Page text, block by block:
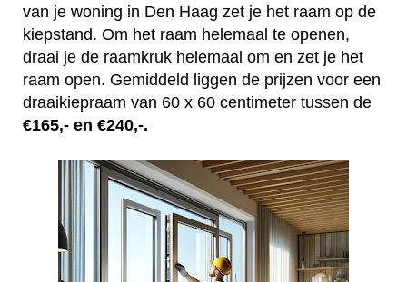
van je woning in Den Haag zet je het raam op de
kiepstand. Om het raam helemaal te openen,
draai je de raamkruk helemaal om en zet je het
raam open. Gemiddeld liggen de prijzen voor een
draaikiepraam van 60 x 60 centimeter tussen de
€165,- en €240,-.